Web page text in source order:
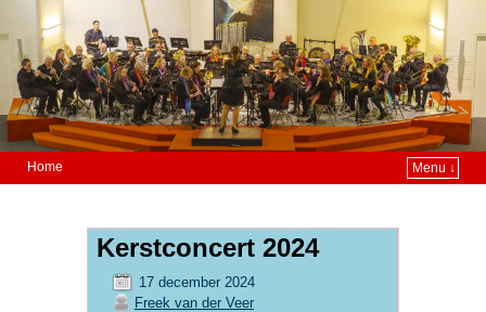
Home Menu ↓
Kerstconcert 2024
17 december 2024
Freek van der Veer